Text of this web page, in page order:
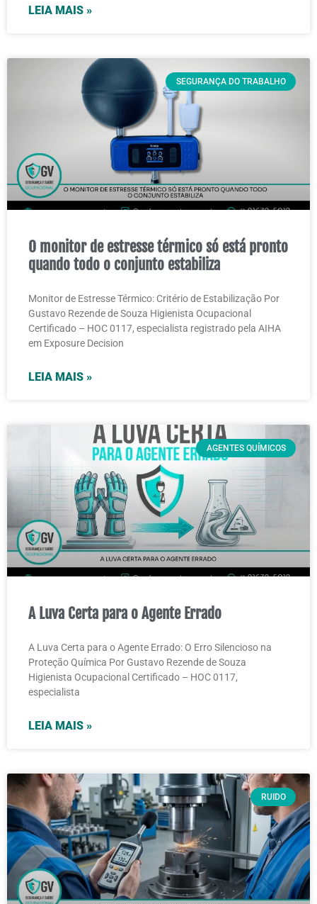
LEIA MAIS »
SEGURANÇA DO TRABALHO
O monitor de estresse térmico só está pronto
quando todo o conjunto estabiliza
Monitor de Estresse Térmico: Critério de Estabilização Por
Gustavo Rezende de Souza Higienista Ocupacional
Certificado – HOC 0117, especialista registrado pela AIHA
em Exposure Decision
LEIA MAIS »
AGENTES QUÍMICOS
A Luva Certa para o Agente Errado
A Luva Certa para o Agente Errado: O Erro Silencioso na
Proteção Química Por Gustavo Rezende de Souza
Higienista Ocupacional Certificado – HOC 0117,
especialista
LEIA MAIS »
RUIDO